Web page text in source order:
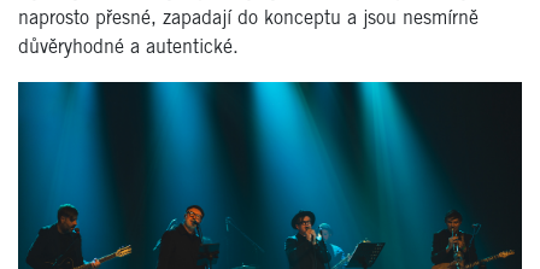
naprosto přesné, zapadají do konceptu a jsou nesmírně
důvěryhodné a autentické.